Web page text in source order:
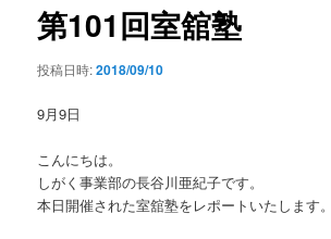
第101回室舘塾
投稿日時:2018/09/10
9月9日
こんにちは。
しがく事業部の長谷川亜紀子です。
本日開催された室舘塾をレポートいたします。